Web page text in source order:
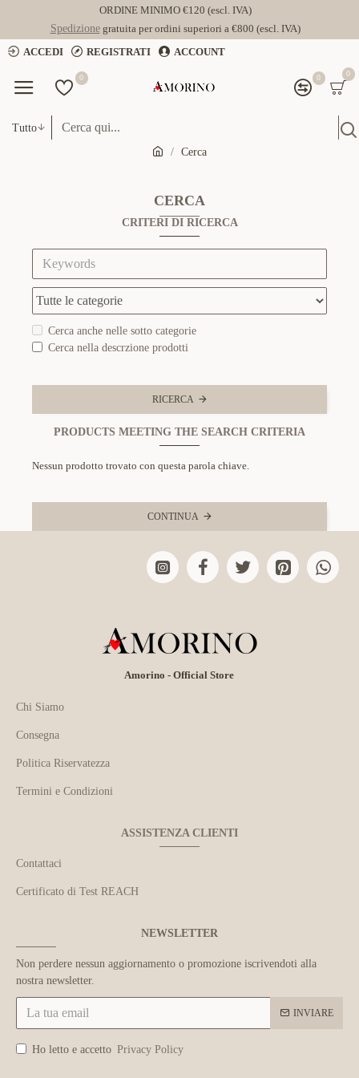
ORDINE MINIMO €120 (escl. IVA)
Spedizionegratuita per ordini superiori a €800 (escl. IVA)
ACCEDI
REGISTRATI ACCOUNT
0 0 0
Tutto
Cerca
CERCA
CRITERI DI RICERCA
Cerca anche nelle sotto categorie
Cerca nella descrzione prodotti
RICERCA
PRODUCTS MEETING THE SEARCH CRITERIA
Nessun prodotto trovato con questa parola chiave.
CONTINUA
Amorino - Official Store
Chi Siamo
Consegna
Politica Riservatezza
Termini e Condizioni
ASSISTENZA CLIENTI
Contattaci
Certificato di Test REACH
NEWSLETTER
Non perdere nessun aggiornamento o promozione iscrivendoti alla
nostra newsletter.
INVIARE
Ho letto e accetto Privacy Policy